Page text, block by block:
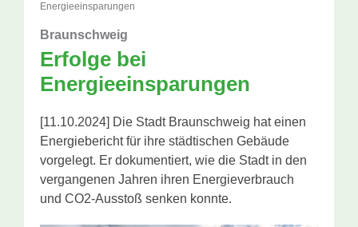
Energieeinsparungen
Braunschweig
Erfolge bei
Energieeinsparungen
[11.10.2024] Die Stadt Braunschweig hat einen
Energiebericht für ihre städtischen Gebäude
vorgelegt. Er dokumentiert, wie die Stadt in den
vergangenen Jahren ihren Energieverbrauch
und CO2-Ausstoß senken konnte.